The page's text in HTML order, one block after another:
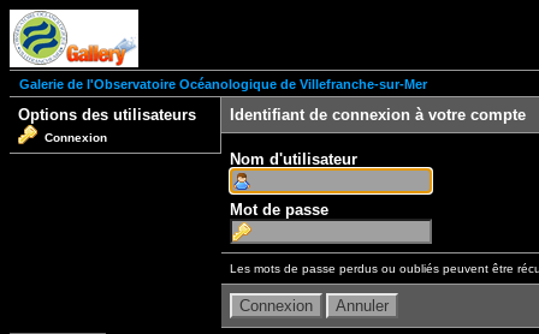
Galerie de l'Observatoire Océanologique de Villefranche-sur-Mer
Options des utilisateurs
Connexion
Identifiant de connexion à votre compte
Nom d'utilisateur
Mot de passe
Les mots de passe perdus ou oubliés peuvent être